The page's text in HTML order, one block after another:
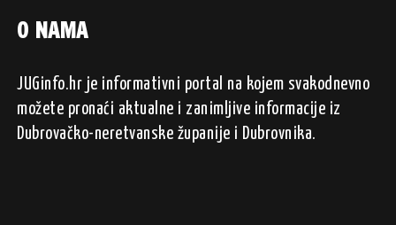
O NAMA
JUGinfo.hr je informativni portal na kojem svakodnevno
možete pronaći aktualne i zanimljive informacije iz
Dubrovačko-neretvanske županije i Dubrovnika.